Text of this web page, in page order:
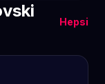
Hepsi